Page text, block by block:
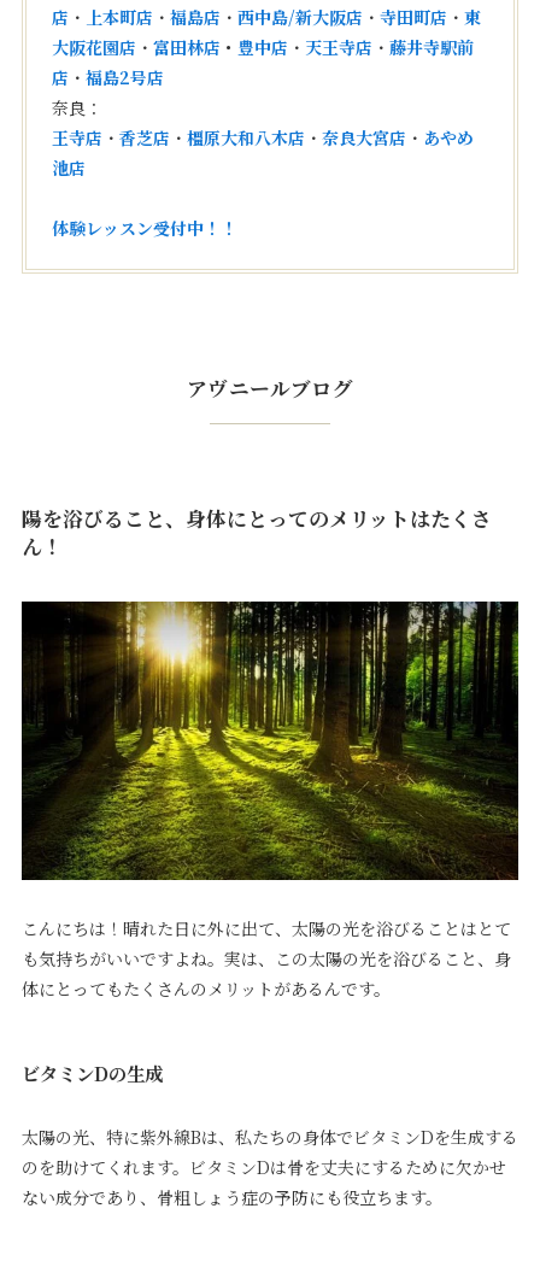
店 ・ 上本町店 ・ 福島店 ・ 西中島/新大阪店 ・ 寺田町店 ・ 東
大阪花園店 ・ 富田林店 ・ 豊中店 ・ 天王寺店 ・ 藤井寺駅前
店 ・ 福島2号店
奈良：
王寺店 ・ 香芝店 ・ 橿原大和八木店 ・ 奈良大宮店 ・ あやめ
池店
体験レッスン受付中！！
アヴニールブログ
陽を浴びること、身体にとってのメリットはたくさ
ん！
こんにちは！晴れた日に外に出て、太陽の光を浴びることはとて
も気持ちがいいですよね。実は、この太陽の光を浴びること、身
体にとってもたくさんのメリットがあるんです。
ビタミンDの生成
太陽の光、特に紫外線Bは、私たちの身体でビタミンDを生成する
のを助けてくれます。ビタミンDは骨を丈夫にするために欠かせ
ない成分であり、骨粗しょう症の予防にも役立ちます。